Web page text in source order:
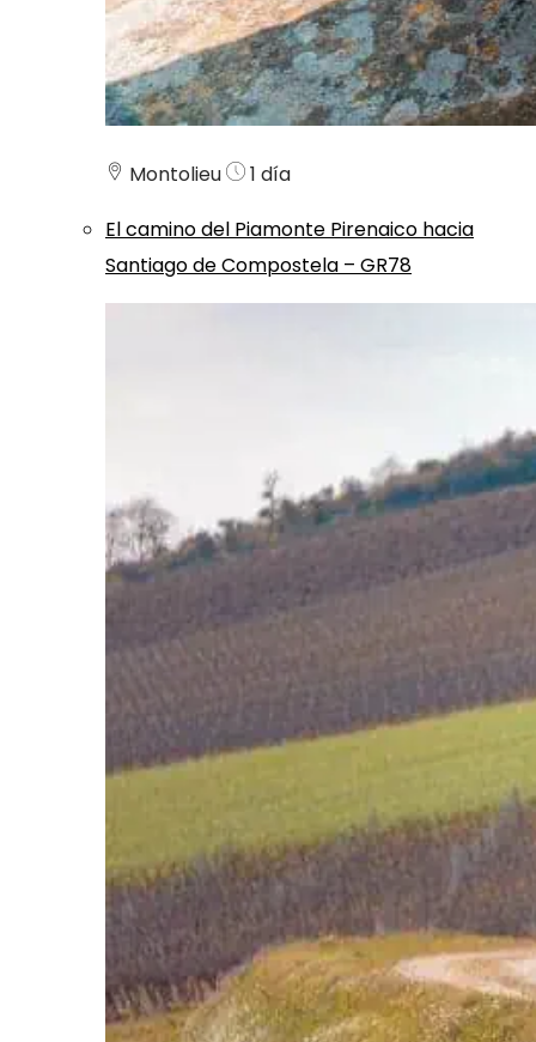
Montolieu
1 día
El camino del Piamonte Pirenaico hacia
Santiago de Compostela – GR78